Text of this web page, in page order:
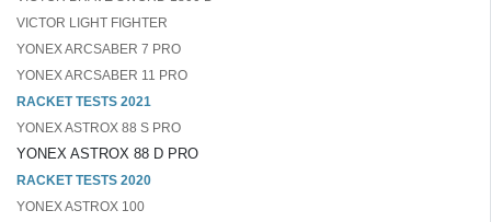
VICTOR LIGHT FIGHTER
YONEX ARCSABER 7 PRO
YONEX ARCSABER 11 PRO
RACKET TESTS 2021
YONEX ASTROX 88 S PRO
YONEX ASTROX 88 D PRO
RACKET TESTS 2020
YONEX ASTROX 100